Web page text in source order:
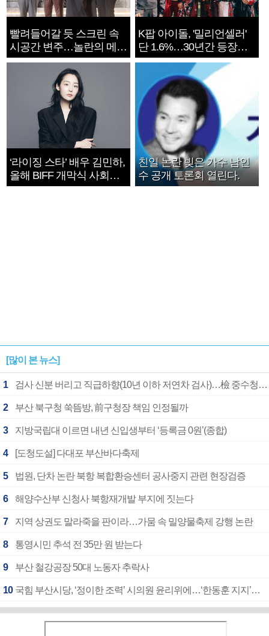
빨려들어갈 듯 스크린 속
시공간 변주…놀란의 메시
지는 ‘전쟁 속죄’
K팝 아이돌, '밀리언셀러'
단 1.6%…30년간 등장
1182개팀 전수조사
‘라이징 스타’ 배우 김민하,
올해 BIFF 개막식 사회자
확정
친일 논란 빚은 가수 남인
수 공개 토론회 열린다.
[많이 본 뉴스]
1 검사 신분 버리고 직급하향(10년 이하 저연차 검사)…檢 중수청행 기피
2 부산 북구청 쑥뜸방, 前구청장 책임 인정될까
3 지방국립대 이르면 내년 신입생부터 ‘등록금 0원’(종합)
4 [도청도설] 다대포 부산바다축제
5 법원, 단차 논란 북항 복합환승센터 공사중지 관련 현장검증
6 해양수산부 신청사 북항재개발 부지에 짓는다
7 지역 상권도 말라죽을 판이라…가뭄 속 밀양물축제 강행 논란
8 통영시민 추석 전 35만 원 받는다
9 부산 철강공장 50대 노동자 추락사
10 국힘 부산시당, ‘정이한 조력’ 시의원 윤리위에…‘한동훈 지지’도 신고접수